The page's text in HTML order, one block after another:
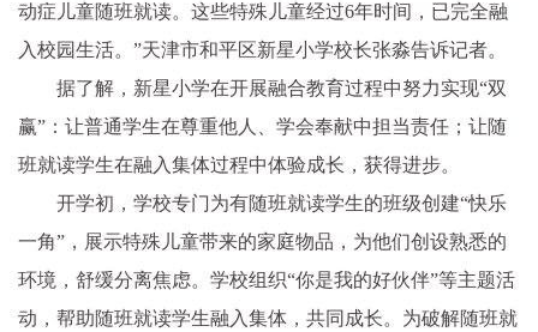
动症儿童随班就读。这些特殊儿童经过6年时间，已完全融
入校园生活。”天津市和平区新星小学校长张淼告诉记者。
据了解，新星小学在开展融合教育过程中努力实现“双
赢”：让普通学生在尊重他人、学会奉献中担当责任；让随
班就读学生在融入集体过程中体验成长，获得进步。
开学初，学校专门为有随班就读学生的班级创建“快乐
一角”，展示特殊儿童带来的家庭物品，为他们创设熟悉的
环境，舒缓分离焦虑。学校组织“你是我的好伙伴”等主题活
动，帮助随班就读学生融入集体，共同成长。为破解随班就